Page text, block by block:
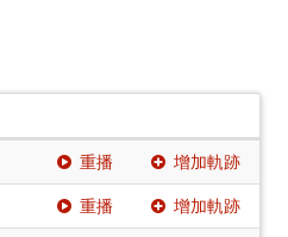
重播 增加軌跡
重播 增加軌跡